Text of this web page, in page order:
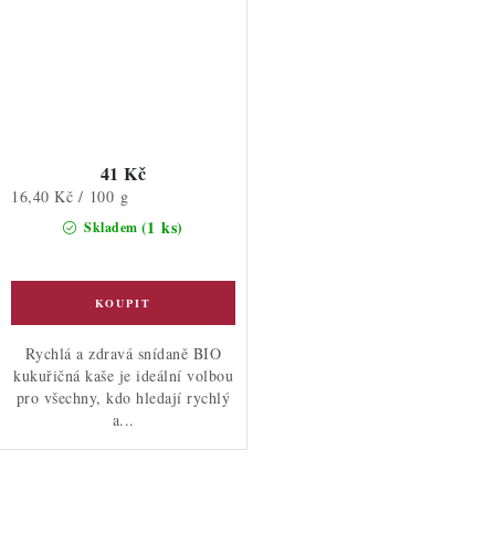
Skladem (1 ks)
41 Kč
Měrná
16,40 Kč / 100 g
Rychlá a zdravá snídaně BIO
kukuřičná kaše je ideální volbou
pro všechny, kdo hledají rychlý
a...